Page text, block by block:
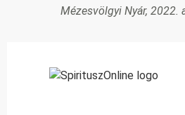
Mézesvölgyi Nyár, 2022.